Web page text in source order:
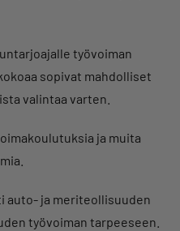
työvoiman
sopivat mahdolliset
valintaa varten.
ja muita
ja meriteollisuuden
työvoiman tarpeeseen.